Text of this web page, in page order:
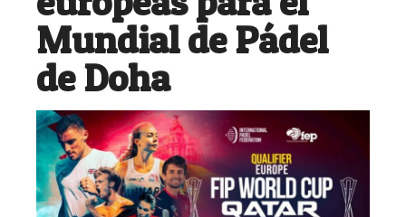
Mundial de Pádel
de Doha